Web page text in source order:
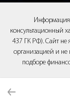
Информация
консультационный
437 ГК РФ). Сайт не
организацией и не
подборе